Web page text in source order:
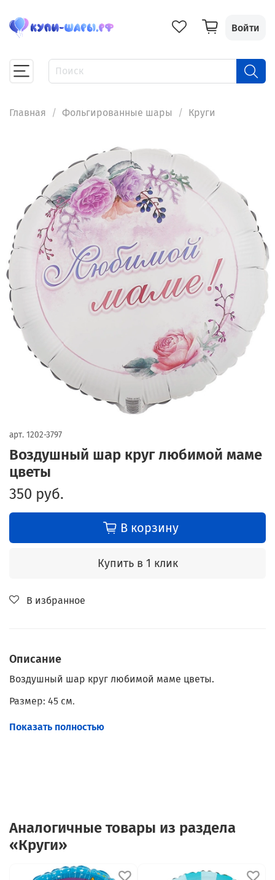
Войти
Главная Фольгированные шары Круги
арт. 1202-3797
Воздушный шар круг любимой маме
цветы
350 руб.
В корзину
Купить в 1 клик
В избранное
Описание
Воздушный шар круг любимой маме цветы.
Размер: 45 см.
Наполнение: Гелий.
Показать полностью
Аналогичные товары из раздела
«Круги»